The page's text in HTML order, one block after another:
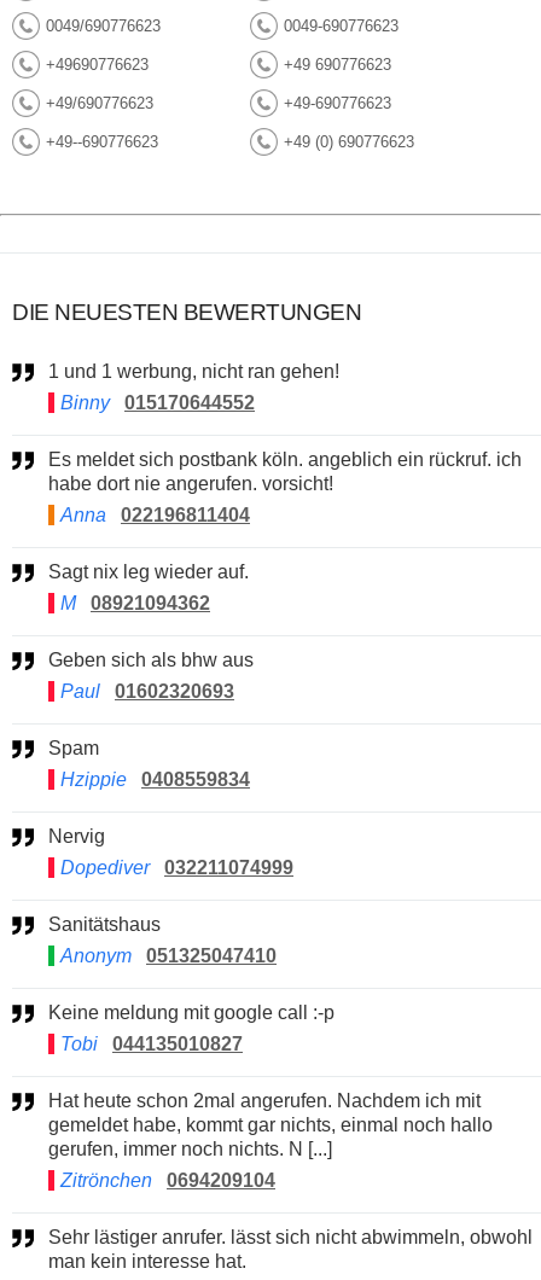
0049/690776623 0049-690776623
+49690776623 +49 690776623
+49/690776623 +49-690776623
+49--690776623 +49 (0) 690776623
DIE NEUESTEN BEWERTUNGEN
1 und 1 werbung, nicht ran gehen!
Binny
015170644552
Es meldet sich postbank köln. angeblich ein rückruf. ich
habe dort nie angerufen. vorsicht!
Anna
022196811404
Sagt nix leg wieder auf.
M
08921094362
Geben sich als bhw aus
Paul
01602320693
Spam
Hzippie
0408559834
Nervig
Dopediver
032211074999
Sanitätshaus
Anonym
051325047410
Keine meldung mit google call :-p
Tobi
044135010827
Hat heute schon 2mal angerufen. Nachdem ich mit
gemeldet habe, kommt gar nichts, einmal noch hallo
gerufen, immer noch nichts. N [...]
Zitrönchen
0694209104
Sehr lästiger anrufer. lässt sich nicht abwimmeln, obwohl
man kein interesse hat.